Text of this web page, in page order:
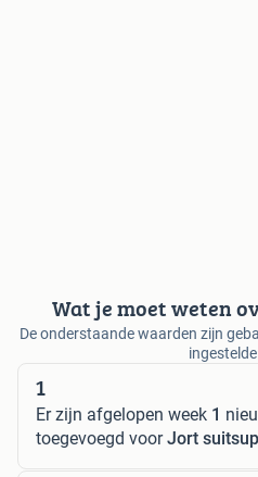
Wat je moet weten
De onderstaande waarden zijn
1
Er zijn afgelopen week 1
toegevoegd voorJort